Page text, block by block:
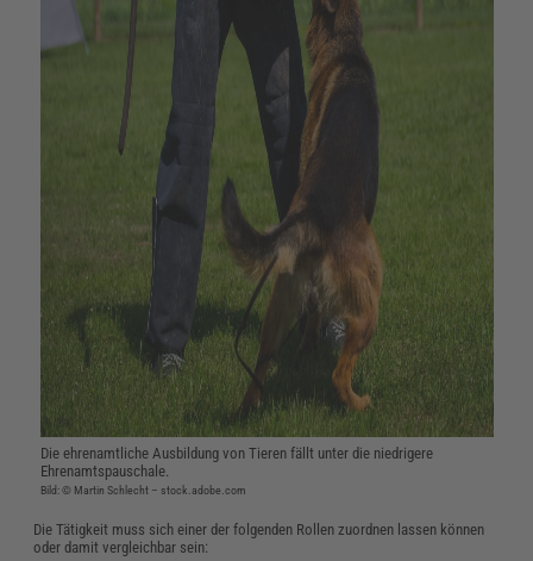
Die ehrenamtliche Ausbildung von Tieren fällt unter die niedrigere
Ehrenamtspauschale.
Bild: © Martin Schlecht – stock.adobe.com
Die Tätigkeit muss sich einer der folgenden Rollen zuordnen lassen können
oder damit vergleichbar sein: